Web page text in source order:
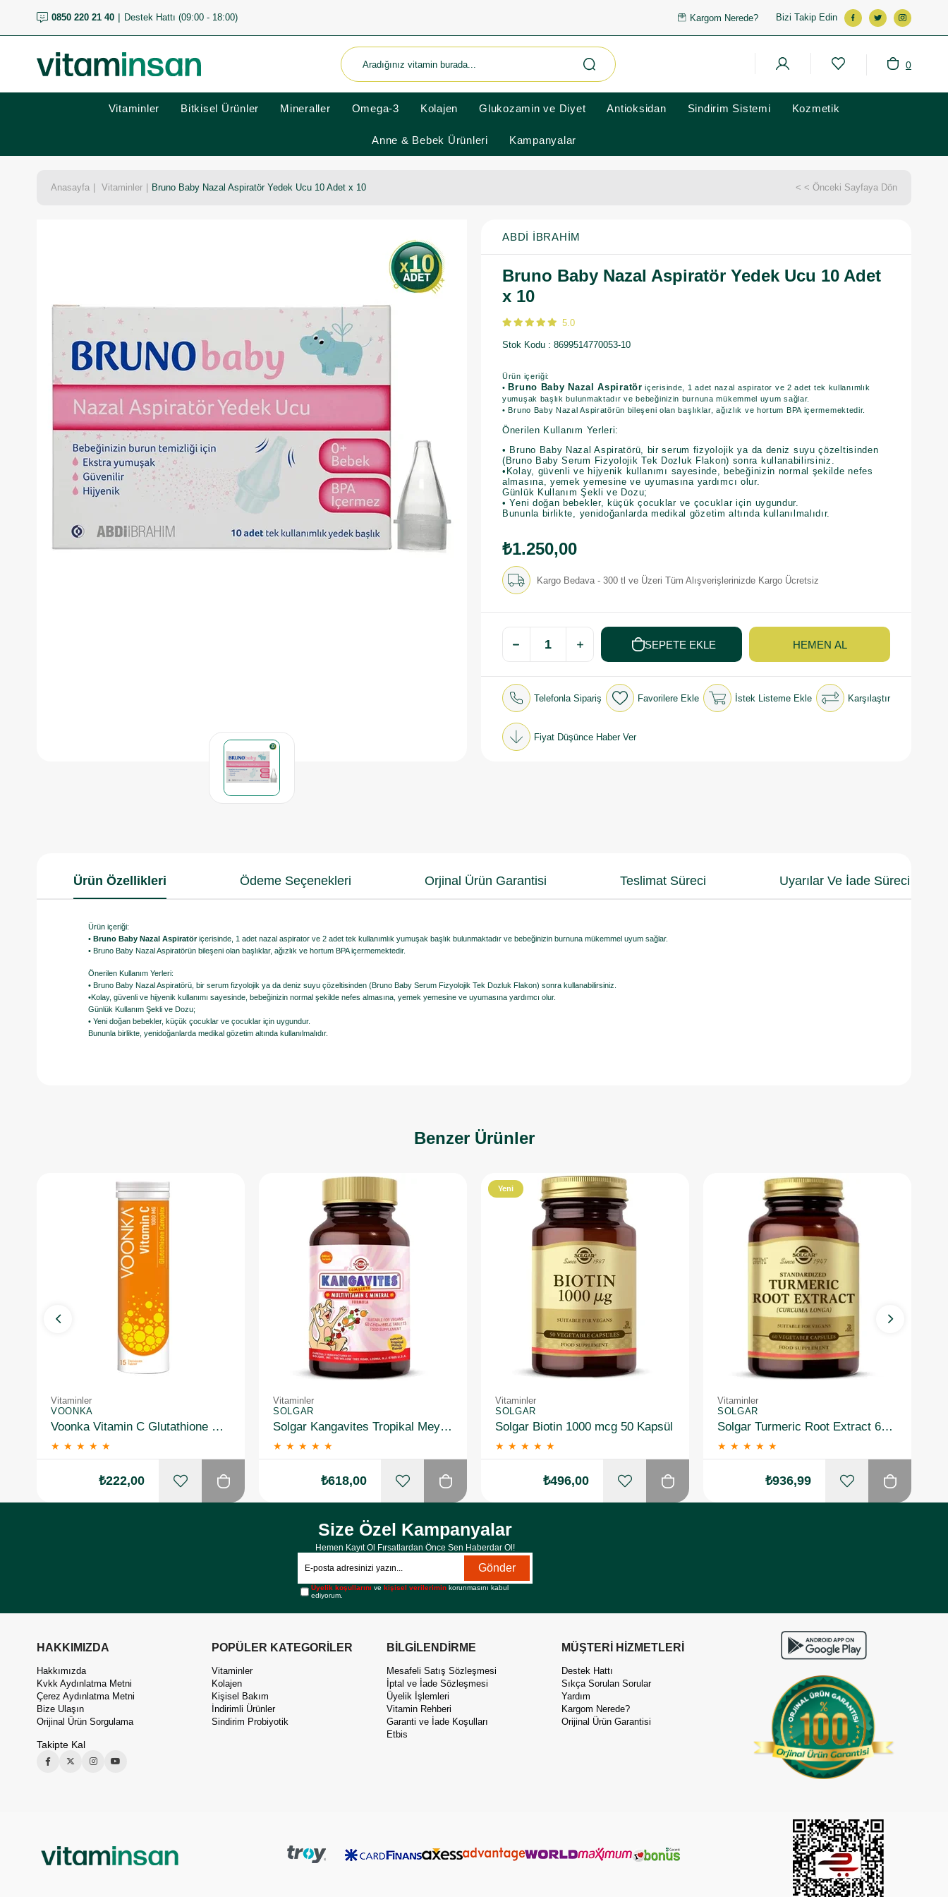
0850 220 21 40 Destek Hattı (09:00 - 18:00) Kargom Nerede? Bizi Takip Edin
0
Vitaminler Bitkisel Ürünler Mineraller Omega-3 Kolajen Glukozamin ve Diyet Antioksidan Sindirim Sistemi Kozmetik
Anne & Bebek Ürünleri Kampanyalar
Anasayfa Vitaminler Bruno Baby Nazal Aspiratör Yedek Ucu 10 Adet x 10 < < Önceki Sayfaya Dön
ABDI İBRAHIM
Bruno Baby Nazal Aspiratör Yedek Ucu 10 Adet
x 10
5.0
Stok Kodu 8699514770053-10
Ürün içeriği:
• Bruno Baby Nazal Aspiratör içerisinde, 1 adet nazal aspirator ve 2 adet tek kullanımlık
yumuşak başlık bulunmaktadır ve bebeğinizin burnuna mükemmel uyum sağlar.
• Bruno Baby Nazal Aspiratörün bileşeni olan başlıklar, ağızlık ve hortum BPA içermemektedir.
Önerilen Kullanım Yerleri:
• Bruno Baby Nazal Aspiratörü, bir serum fizyolojik ya da deniz suyu çözeltisinden
(Bruno Baby Serum Fizyolojik Tek Dozluk Flakon) sonra kullanabilirsiniz.
•Kolay, güvenli ve hijyenik kullanımı sayesinde, bebeğinizin normal şekilde nefes
almasına, yemek yemesine ve uyumasına yardımcı olur.
Günlük Kullanım Şekli ve Dozu;
• Yeni doğan bebekler, küçük çocuklar ve çocuklar için uygundur.
Bununla birlikte, yenidoğanlarda medikal gözetim altında kullanılmalıdır.
₺1.250,00
Kargo Bedava - 300 tl ve Üzeri Tüm Alışverişlerinizde Kargo Ücretsiz
Telefonla Sipariş Favorilere Ekle İstek Listeme Ekle Karşılaştır
Fiyat Düşünce Haber Ver
Ürün Özellikleri Ödeme Seçenekleri Orjinal Ürün Garantisi Teslimat Süreci Uyarılar Ve İade Süreci
Ürün içeriği:
• Bruno Baby Nazal Aspiratöriçerisinde, 1 adet nazal aspirator ve 2 adet tek kullanımlık yumuşak başlık bulunmaktadır ve bebeğinizin burnuna mükemmel uyum sağlar.
• Bruno Baby Nazal Aspiratörün bileşeni olan başlıklar, ağızlık ve hortum BPA içermemektedir.
Önerilen Kullanım Yerleri:
• Bruno Baby Nazal Aspiratörü, bir serum fizyolojik ya da deniz suyu çözeltisinden (Bruno Baby Serum Fizyolojik Tek Dozluk Flakon) sonra kullanabilirsiniz.
•Kolay, güvenli ve hijyenik kullanımı sayesinde, bebeğinizin normal şekilde nefes almasına, yemek yemesine ve uyumasına yardımcı olur.
Günlük Kullanım Şekli ve Dozu;
• Yeni doğan bebekler, küçük çocuklar ve çocuklar için uygundur.
Bununla birlikte, yenidoğanlarda medikal gözetim altında kullanılmalıdır.
Benzer Ürünler
Vitaminler
VOONKA
Voonka Vitamin C Glutathione Complex Efervesan 15 Tablet
★ ★ ★ ★ ★
₺222,00
Vitaminler
SOLGAR
Solgar Kangavites Tropikal Meyve Aromalı 60 Tablet
★ ★ ★ ★ ★
₺618,00
Vitaminler
SOLGAR
Solgar Biotin 1000 mcg 50 Kapsül
★ ★ ★ ★ ★
Yeni
₺496,00
Vitaminler
SOLGAR
Solgar Turmeric Root Extract 60 Kapsül
★ ★ ★ ★ ★
₺936,99
Size Özel Kampanyalar
Hemen Kayıt Ol Fırsatlardan Önce Sen Haberdar Ol!
Gönder
Üyelik koşullarını vekişisel verilerimin korunmasını kabul
ediyorum.
HAKKIMIZDA
Hakkımızda
Kvkk Aydınlatma Metni
Çerez Aydınlatma Metni
Bize Ulaşın
Orijinal Ürün Sorgulama
Takipte Kal
POPÜLER KATEGORİLER
Vitaminler
Kolajen
Kişisel Bakım
İndirimli Ürünler
Sindirim Probiyotik
BİLGİLENDİRME
Mesafeli Satış Sözleşmesi
İptal ve İade Sözleşmesi
Üyelik İşlemleri
Vitamin Rehberi
Garanti ve İade Koşulları
Etbis
MÜŞTERİ HİZMETLERİ
Destek Hattı
Sıkça Sorulan Sorular
Yardım
Kargom Nerede?
Orijinal Ürün Garantisi